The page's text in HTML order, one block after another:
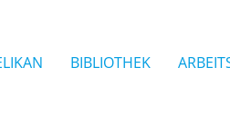
BIBLIOTHEK